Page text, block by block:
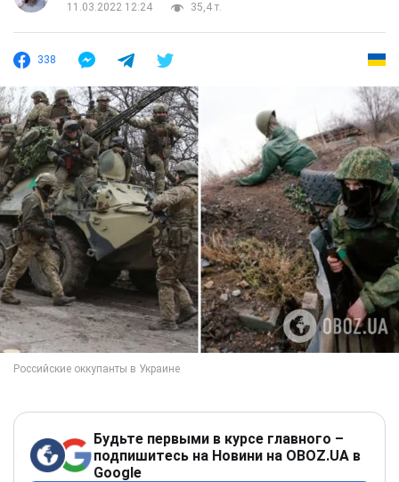
11.03.2022 12:24
35,4 т.
338
Будьте первыми в курсе главного –
подпишитесь на Новини на OBOZ.UA в
Google